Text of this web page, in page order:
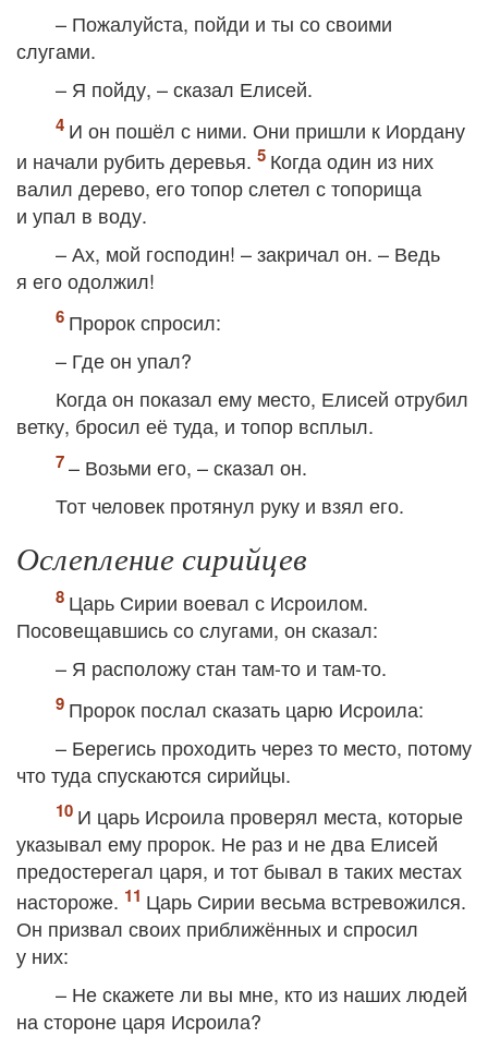
– Пожалуйста, пойди и ты со своими
слугами.
– Я пойду, – сказал Елисей.
И он пошёл с ними. Они пришли к Иордану
и начали рубить деревья.
Когда один из них
валил дерево, его топор слетел с топорища
и упал в воду.
– Ах, мой господин! – закричал он. – Ведь
я его одолжил!
Пророк спросил:
– Где он упал?
Когда он показал ему место, Елисей отрубил
ветку, бросил её туда, и топор всплыл.
– Возьми его, – сказал он.
Тот человек протянул руку и взял его.
Ослепление сирийцев
Царь Сирии воевал с Исроилом.
Посовещавшись со слугами, он сказал:
– Я расположу стан там-то и там-то.
Пророк послал сказать царю Исроила:
– Берегись проходить через то место, потому
что туда спускаются сирийцы.
И царь Исроила проверял места, которые
указывал ему пророк. Не раз и не два Елисей
предостерегал царя, и тот бывал в таких местах
настороже.
Царь Сирии весьма встревожился.
Он призвал своих приближённых и спросил
у них:
– Не скажете ли вы мне, кто из наших людей
на стороне царя Исроила?